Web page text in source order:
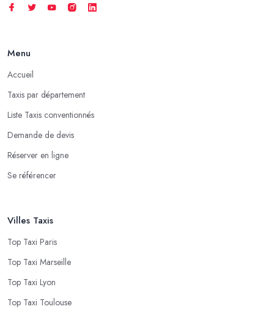
Menu
Accueil
Taxis par département
Liste Taxis conventionnés
Demande de devis
Réserver en ligne
Se référencer
Villes Taxis
Top Taxi Paris
Top Taxi Marseille
Top Taxi Lyon
Top Taxi Toulouse